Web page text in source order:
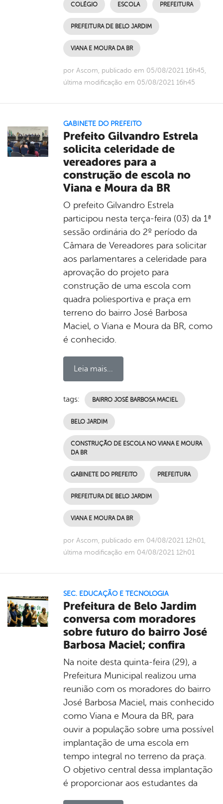
COLÉGIO ESCOLA PREFEITURA
PREFEITURA DE BELO JARDIM
VIANA E MOURA DA BR
por Ascom, publicado em 05/08/2021 16h45,
última modificação em 05/08/2021 16h45
GABINETE DO PREFEITO
Prefeito Gilvandro Estrela
solicita celeridade de
vereadores para a
construção de escola no
Viana e Moura da BR
O prefeito Gilvandro Estrela
participou nesta terça-feira (03) da 1ª
sessão ordinária do 2º período da
Câmara de Vereadores para solicitar
aos parlamentares a celeridade para
aprovação do projeto para
construção de uma escola com
quadra poliesportiva e praça em
terreno do bairro José Barbosa
Maciel, o Viana e Moura da BR, como
é conhecido.
Leia mais...
tags: BAIRRO JOSÉ BARBOSA MACIEL
BELO JARDIM
CONSTRUÇÃO DE ESCOLA NO VIANA E MOURA
DA BR
GABINETE DO PREFEITO PREFEITURA
PREFEITURA DE BELO JARDIM
VIANA E MOURA DA BR
por Ascom, publicado em 04/08/2021 12h01,
última modificação em 04/08/2021 12h01
SEC. EDUCAÇÃO E TECNOLOGIA
Prefeitura de Belo Jardim
conversa com moradores
sobre futuro do bairro José
Barbosa Maciel; confira
Na noite desta quinta-feira (29), a
Prefeitura Municipal realizou uma
reunião com os moradores do bairro
José Barbosa Maciel, mais conhecido
como Viana e Moura da BR, para
ouvir a população sobre uma possível
implantação de uma escola em
tempo integral no terreno da praça.
O objetivo central dessa implantação
é proporcionar aos estudantes da